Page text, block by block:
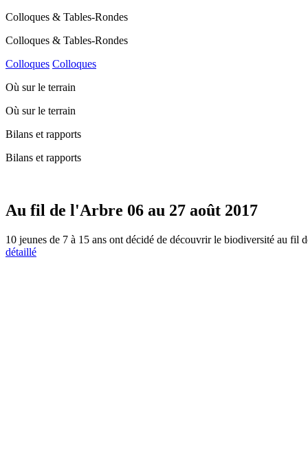
Colloques & Tables-Rondes
Colloques & Tables-Rondes
Colloques Colloques
Où sur le terrain
Où sur le terrain
Bilans et rapports
Bilans et rapports
Au fil de l'Arbre 06 au 27 août 2017
10 jeunes de 7 à 15 ans ont décidé de découvrir le biodiversité au
détaillé